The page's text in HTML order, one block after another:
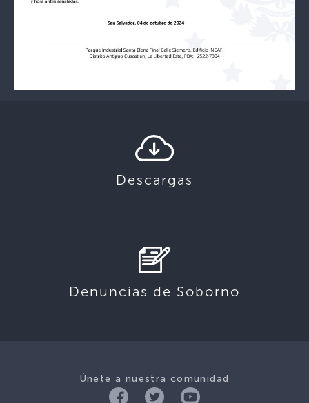
Descargas
Denuncias de Soborno
Únete a nuestra comunidad